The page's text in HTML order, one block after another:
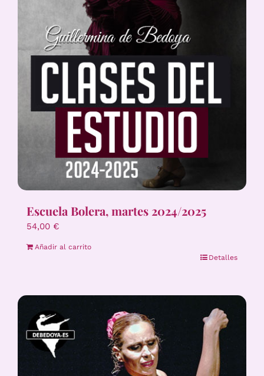
Escuela Bolera, martes 2024/2025
54,00 €
Añadir al carrito
Detalles